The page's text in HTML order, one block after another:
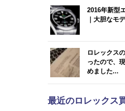
2016年新型
｜大胆なモ
ロレックス
ったので、
めました...
最近のロレックス